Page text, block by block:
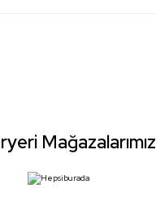
Mağazalarımız